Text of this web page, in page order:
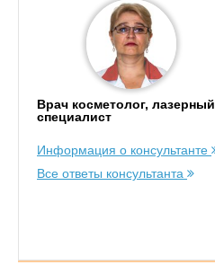
Врач косметолог, лазерный
специалист
Информация о консультанте
Все ответы консультанта